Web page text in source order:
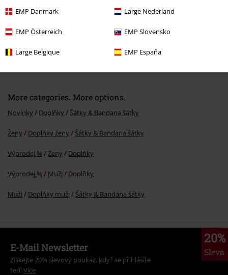
EMP Danmark Large Nederland
EMP Österreich EMP Slovensko
Large Belgique EMP España
More categories. More options.
Novinky Doplňky Šátky & Bandana šátky
Ženy Doplňky ženy Šátky & Bandana šátky
Výprodej % Ženy Doplňky
Výprodej % Muži Doplňky
Muži Doplňky muži Šátky & Bandana šátky
20%
Sleva
E-Mail Newsletter
Získejte 20% slevový poukaz, když se přihlásíte
teď! Více